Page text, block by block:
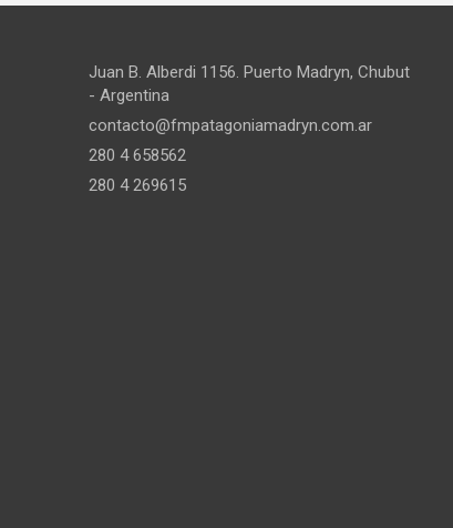
Juan B. Alberdi 1156. Puerto Madryn, Chubut
- Argentina
contacto@fmpatagoniamadryn.com.ar
280 4 658562
280 4 269615